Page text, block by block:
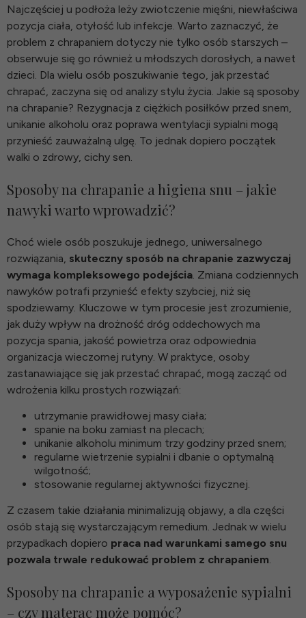
Najczęściej u podłoża leży zwiotczenie mięśni, niewłaściwa
pozycja ciała, otyłość lub infekcje. Warto zaznaczyć, że
problem z chrapaniem dotyczy nie tylko osób starszych –
obserwuje się go również u młodszych dorosłych, a nawet
dzieci. Dla wielu osób poszukiwanie tego, jak przestać
chrapać, zaczyna się od analizy stylu życia. Jakie są sposoby
na chrapanie? Rezygnacja z ciężkich posiłków przed snem,
unikanie alkoholu oraz poprawa wentylacji sypialni mogą
przynieść zauważalną ulgę. To jednak dopiero początek
walki o zdrowy, cichy sen.
Sposoby na chrapanie a higiena snu – jakie
nawyki warto wprowadzić?
Choć wiele osób poszukuje jednego, uniwersalnego
rozwiązania, skuteczny sposób na chrapanie zazwyczaj
wymaga kompleksowego podejścia . Zmiana codziennych
nawyków potrafi przynieść efekty szybciej, niż się
spodziewamy. Kluczowe w tym procesie jest zrozumienie,
jak duży wpływ na drożność dróg oddechowych ma
pozycja spania, jakość powietrza oraz odpowiednia
organizacja wieczornej rutyny. W praktyce, osoby
zastanawiające się jak przestać chrapać, mogą zacząć od
wdrożenia kilku prostych rozwiązań:
utrzymanie prawidłowej masy ciała;
spanie na boku zamiast na plecach;
unikanie alkoholu minimum trzy godziny przed snem;
regularne wietrzenie sypialni i dbanie o optymalną
wilgotność;
stosowanie regularnej aktywności fizycznej.
Z czasem takie działania minimalizują objawy, a dla części
osób stają się wystarczającym remedium. Jednak w wielu
przypadkach dopiero praca nad warunkami samego snu
pozwala trwale redukować problem z chrapaniem
Sposoby na chrapanie a wyposażenie sypialni
– czy materac może pomóc?